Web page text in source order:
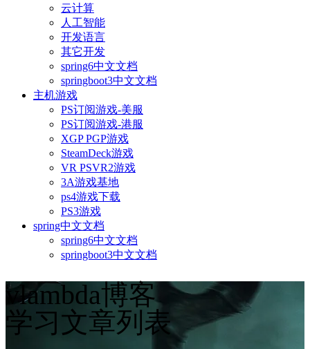
云计算
人工智能
开发语言
其它开发
spring6中文文档
springboot3中文文档
主机游戏
PS订阅游戏-美服
PS订阅游戏-港服
XGP PGP游戏
SteamDeck游戏
VR PSVR2游戏
3A游戏基地
ps4游戏下载
PS3游戏
spring中文文档
spring6中文文档
springboot3中文文档
vlambda博客
学习文章列表